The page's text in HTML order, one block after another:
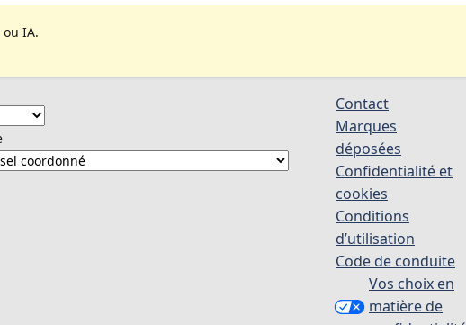
IA.
Contact
Marques
déposées
Confidentialité et
cookies
Conditions
d’utilisation
Code de conduite
Vos choix en
matière de